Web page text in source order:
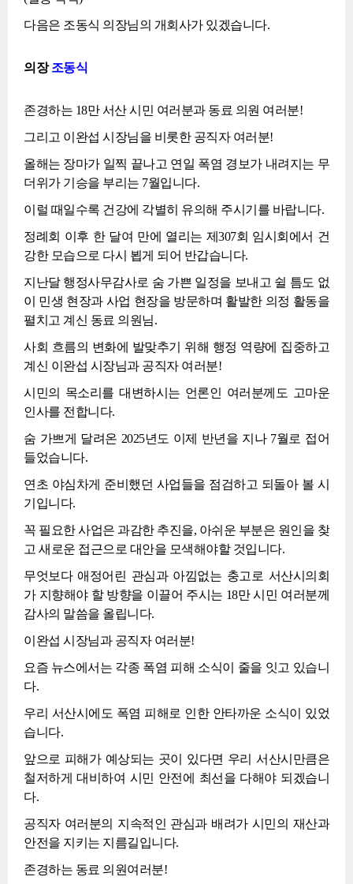
다음은 조동식 의장님의 개회사가 있겠습니다.
의장조동식
존경하는 18만 서산 시민 여러분과 동료 의원 여러분!
그리고 이완섭 시장님을 비롯한 공직자 여러분!
올해는 장마가 일찍 끝나고 연일 폭염 경보가 내려지는 무
더위가 기승을 부리는 7월입니다.
이럴 때일수록 건강에 각별히 유의해 주시기를 바랍니다.
정례회 이후 한 달여 만에 열리는 제307회 임시회에서 건
강한 모습으로 다시 뵙게 되어 반갑습니다.
지난달 행정사무감사로 숨 가쁜 일정을 보내고 쉴 틈도 없
이 민생 현장과 사업 현장을 방문하며 활발한 의정 활동을
펼치고 계신 동료 의원님.
사회 흐름의 변화에 발맞추기 위해 행정 역량에 집중하고
계신 이완섭 시장님과 공직자 여러분!
시민의 목소리를 대변하시는 언론인 여러분께도 고마운
인사를 전합니다.
숨 가쁘게 달려온 2025년도 이제 반년을 지나 7월로 접어
들었습니다.
연초 야심차게 준비했던 사업들을 점검하고 되돌아 볼 시
기입니다.
꼭 필요한 사업은 과감한 추진을, 아쉬운 부분은 원인을 찾
고 새로운 접근으로 대안을 모색해야할 것입니다.
무엇보다 애정어린 관심과 아낌없는 충고로 서산시의회
가 지향해야 할 방향을 이끌어 주시는 18만 시민 여러분께
감사의 말씀을 올립니다.
이완섭 시장님과 공직자 여러분!
요즘 뉴스에서는 각종 폭염 피해 소식이 줄을 잇고 있습니
다.
우리 서산시에도 폭염 피해로 인한 안타까운 소식이 있었
습니다.
앞으로 피해가 예상되는 곳이 있다면 우리 서산시만큼은
철저하게 대비하여 시민 안전에 최선을 다해야 되겠습니
다.
공직자 여러분의 지속적인 관심과 배려가 시민의 재산과
안전을 지키는 지름길입니다.
존경하는 동료 의원여러분!